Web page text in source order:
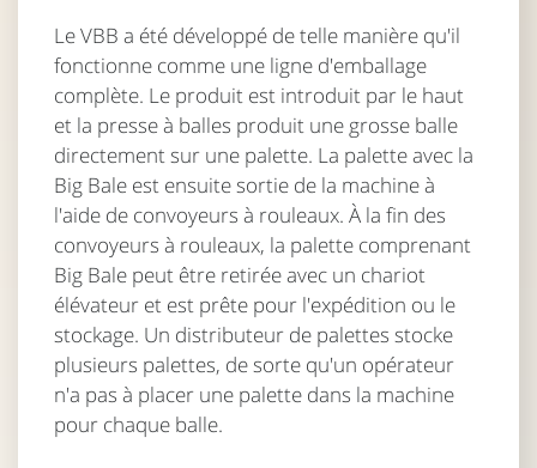
Le VBB a été développé de telle manière qu'il
fonctionne comme une ligne d'emballage
complète. Le produit est introduit par le haut
et la presse à balles produit une grosse balle
directement sur une palette. La palette avec la
Big Bale est ensuite sortie de la machine à
l'aide de convoyeurs à rouleaux. À la fin des
convoyeurs à rouleaux, la palette comprenant
Big Bale peut être retirée avec un chariot
élévateur et est prête pour l'expédition ou le
stockage. Un distributeur de palettes stocke
plusieurs palettes, de sorte qu'un opérateur
n'a pas à placer une palette dans la machine
pour chaque balle.